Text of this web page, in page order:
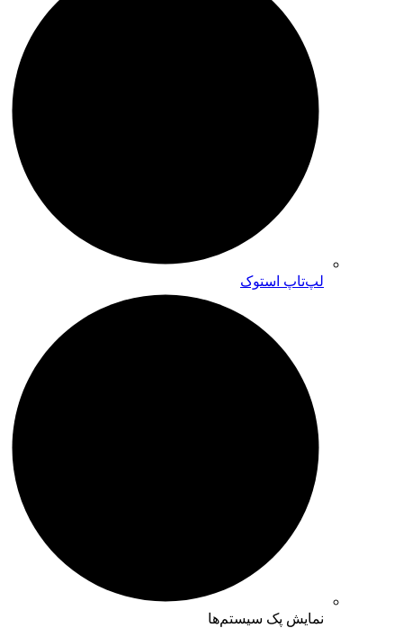
لپ‌تاپ استوک
نمایش پک سیستم‌ها